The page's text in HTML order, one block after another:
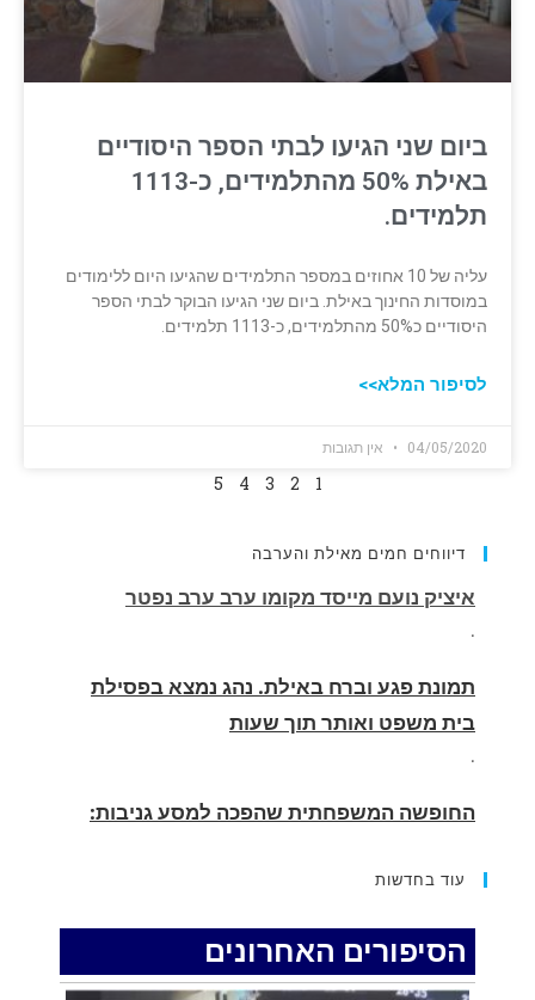
ביום שני הגיעו לבתי הספר היסודיים
באילת 50% מהתלמידים, כ-1113
תלמידים.
עליה של 10 אחוזים במספר התלמידים שהגיעו היום ללימודים
במוסדות החינוך באילת. ביום שני הגיעו הבוקר לבתי הספר
היסודיים כ50% מהתלמידים, כ-1113 תלמידים.
לסיפור המלא>>
04/05/2020 אין תגובות
1
2
3
4
5
דיווחים חמים מאילת והערבה
תמונת פגע וברח באילת. נהג נמצא בפסילת
.
החופשה המשפחתית שהפכה למסע גניבות:
ילדיהם יצאו למסע גניבות באילת.
סיני
.
עוד בחדשות
הסיפורים האחרונים